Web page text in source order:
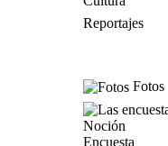
Reportajes
Fotos
Encuesta